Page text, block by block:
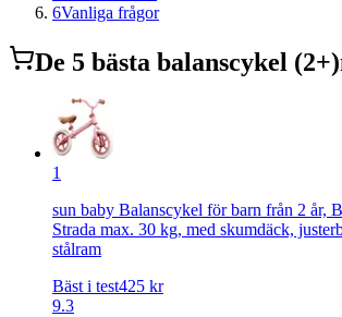
6Vanliga frågor
De 5 bästa balanscykel (2+)
1
sun baby Balanscykel för barn från 2 år,
Strada max. 30 kg, med skumdäck,
stålram
Bäst i test425 kr
9.3